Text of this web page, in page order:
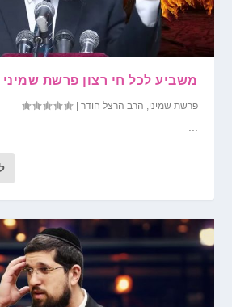
משביע לכל חי רצון פרשת
פרשת שמיני, הרב הרצל חודר |